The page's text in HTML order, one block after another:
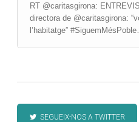
RT @caritasgirona:
directora de @caritasgirona:
l’habitatge”
SEGUEIX-NOS A TWITTER